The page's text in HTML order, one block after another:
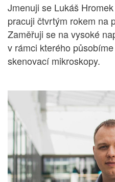
Jmenuji se Lukáš
pracuji čtvrtým rokem na
Zaměřuji se na vysoké
v rámci kterého
skenovací mikroskopy.